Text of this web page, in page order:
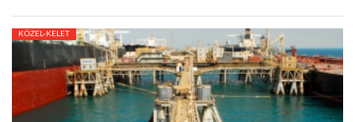
KÖZEL-KELET